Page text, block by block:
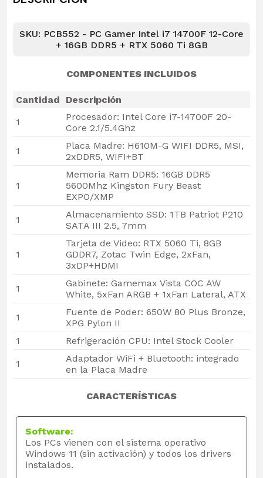
SKU: PCB552 - PC Gamer Intel i7 14700F 12-Core
+ 16GB DDR5 + RTX 5060 Ti 8GB
COMPONENTES INCLUIDOS
Cantidad
Descripción
1
Procesador: Intel Core i7-14700F 20-
Core 2.1/5.4Ghz
1
Placa Madre: H610M-G WIFI DDR5, MSI,
2xDDR5, WIFI+BT
1
Memoria Ram DDR5: 16GB DDR5
5600Mhz Kingston Fury Beast
EXPO/XMP
1
Almacenamiento SSD: 1TB Patriot P210
SATA III 2.5, 7mm
1
Tarjeta de Video: RTX 5060 Ti, 8GB
GDDR7, Zotac Twin Edge, 2xFan,
3xDP+HDMI
1
Gabinete: Gamemax Vista COC AW
White, 5xFan ARGB + 1xFan Lateral, ATX
1
Fuente de Poder: 650W 80 Plus Bronze,
XPG Pylon II
1
Refrigeración CPU: Intel Stock Cooler
1
Adaptador WiFi + Bluetooth: integrado
en la Placa Madre
CARACTERÍSTICAS
Software:
Los PCs vienen con el sistema operativo
Windows 11 (sin activación) y todos los drivers
instalados.